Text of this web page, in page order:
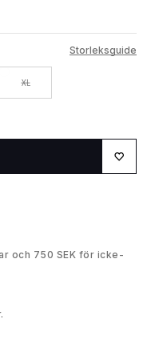
Storleksguide
XL
och 750 SEK för icke-